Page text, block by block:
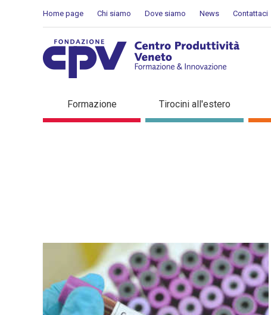
Home page Chi siamo Dove siamo News Contattaci
Dettaglio in evidenza
Formazione Tirocini all'estero